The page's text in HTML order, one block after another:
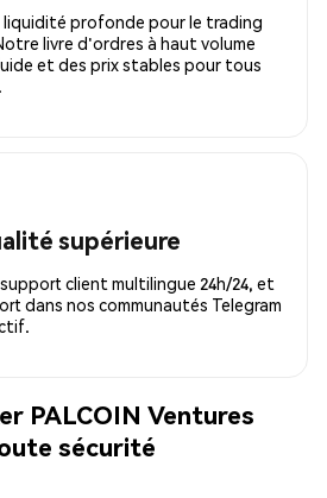
liquidité profonde pour le trading
livre d'ordres à haut volume
et des prix stables pour tous
supérieure
client multilingue 24h/24, et
dans nos communautés Telegram
PALCOIN Ventures
sécurité